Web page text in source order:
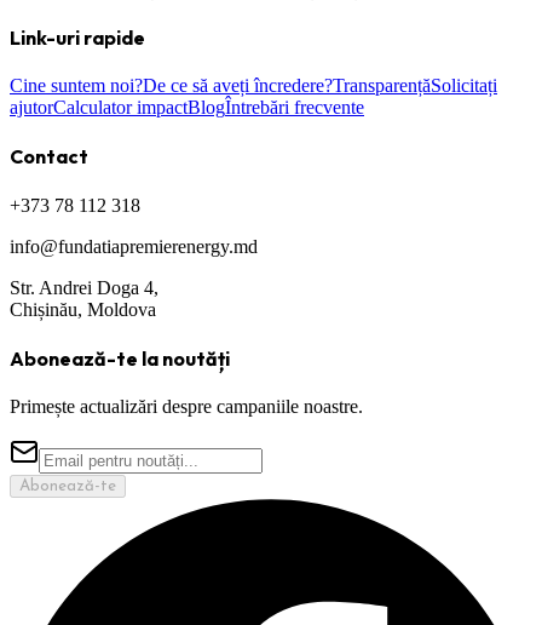
Link-uri rapide
Cine suntem noi?De ce să aveți încredere?TransparențăSolicitați
ajutorCalculator impactBlogÎntrebări frecvente
Contact
+373 78 112 318
info@fundatiapremierenergy.md
Str. Andrei Doga 4,
Chișinău, Moldova
Abonează-te la noutăți
Primește actualizări despre campaniile noastre.
Abonează-te